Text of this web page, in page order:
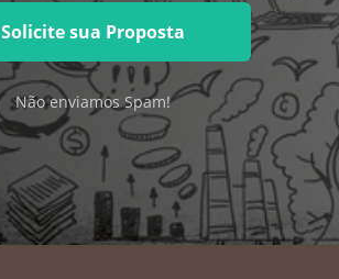
Solicite sua Proposta
Não enviamos Spam!